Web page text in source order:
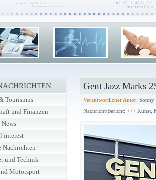
Gent Jazz Marks
Verantwortlicher Autor: Sonny
Nachricht/Bericht: +++ Kunst,
Tourismus
und Finanzen
interest
Nachrichten
und Technik
Motorsport